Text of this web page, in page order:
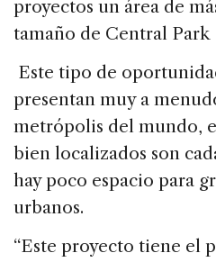
proyectos un área de
tamaño de Central Park
Este tipo de
presentan muy a
metrópolis del mundo,
bien localizados son
hay poco espacio para
urbanos.
“Este proyecto tiene el